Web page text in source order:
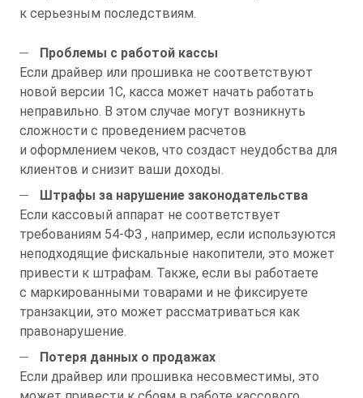
к серьезным последствиям.
Проблемы с работой кассы
Если драйвер или прошивка не соответствуют
новой версии 1С, касса может начать работать
неправильно. В этом случае могут возникнуть
сложности с проведением расчетов
и оформлением чеков, что создаст неудобства для
клиентов и снизит ваши доходы.
Штрафы за нарушение законодательства
Если кассовый аппарат не соответствует
требованиям 54-ФЗ , например, если используются
неподходящие фискальные накопители, это может
привести к штрафам. Также, если вы работаете
с маркированными товарами и не фиксируете
транзакции, это может рассматриваться как
правонарушение.
Потеря данных о продажах
Если драйвер или прошивка несовместимы, это